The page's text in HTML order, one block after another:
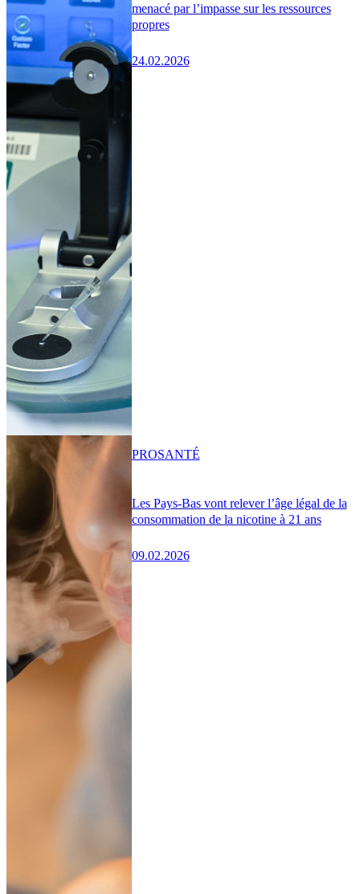
menacé par l’impasse sur les ressources
propres
24.02.2026
Les Pays-Bas vont relever l’âge légal de la
consommation de la nicotine à 21 ans
09.02.2026
PROSANTÉ